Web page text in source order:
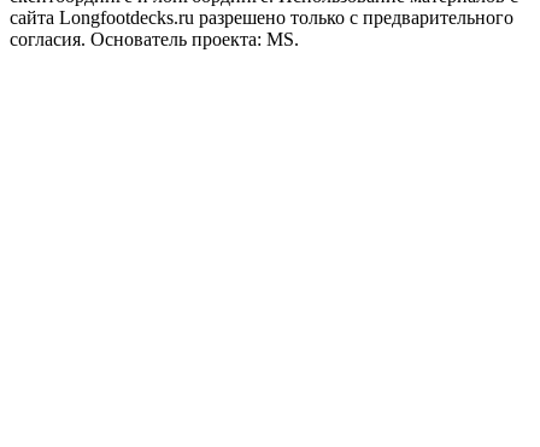
сайта Longfootdecks.ru разрешено только с предварительного
согласия. Основатель проекта: MS.